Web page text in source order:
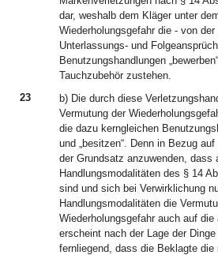
dar, weshalb dem Kläger unter
Wiederholungsgefahr die - von
Unterlassungs- und
Benutzungshandlungen
Tauchzubehör zustehen.
23
b) Die durch diese
Vermutung der
die dazu kerngleichen
und „besitzen“. Denn in Bezug
der Grundsatz anzuwenden, dass
Handlungsmodalitäten des § 14
sind und sich bei Verwirklichung
Handlungsmodalitäten die
Wiederholungsgefahr auch auf
erscheint nach der Lage der
fernliegend, dass die Beklagte die